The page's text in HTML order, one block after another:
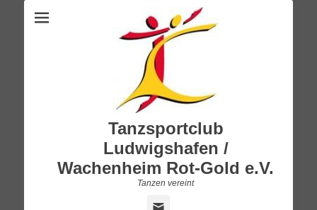
Tanzsportclub
Ludwigshafen /
Wachenheim Rot-Gold e.V.
Tanzen vereint